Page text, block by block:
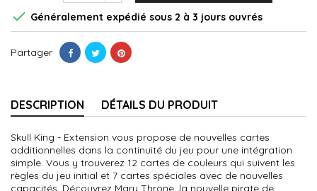
 Généralement expédié sous 2 à 3 jours ouvrés
Partager
DESCRIPTION DÉTAILS DU PRODUIT
Skull King - Extension vous propose de nouvelles cartes
additionnelles dans la continuité du jeu pour une intégration
simple. Vous y trouverez 12 cartes de couleurs qui suivent les
règles du jeu initial et 7 cartes spéciales avec de nouvelles
capacités. Découvrez Mary Throne, la nouvelle pirate de